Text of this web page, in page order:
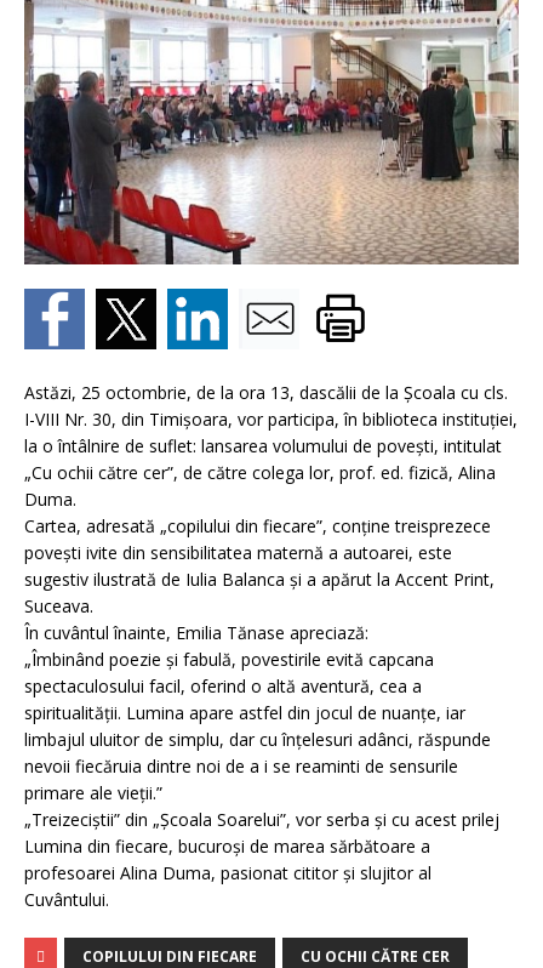
Astăzi, 25 octombrie, de la ora 13, dascălii de la Şcoala cu cls.
I-VIII Nr. 30, din Timişoara, vor participa, în biblioteca instituţiei,
la o întâlnire de suflet: lansarea volumului de poveşti, intitulat
„Cu ochii către cer”, de către colega lor, prof. ed. fizică, Alina
Duma.
Cartea, adresată „copilului din fiecare”, conţine treisprezece
poveşti ivite din sensibilitatea maternă a autoarei, este
sugestiv ilustrată de Iulia Balanca şi a apărut la Accent Print,
Suceava.
În cuvântul înainte, Emilia Tănase apreciază:
„Îmbinând poezie şi fabulă, povestirile evită capcana
spectaculosului facil, oferind o altă aventură, cea a
spiritualităţii. Lumina apare astfel din jocul de nuanţe, iar
limbajul uluitor de simplu, dar cu înţelesuri adânci, răspunde
nevoii fiecăruia dintre noi de a i se reaminti de sensurile
primare ale vieţii.”
„Treizeciştii” din „Şcoala Soarelui”, vor serba şi cu acest prilej
Lumina din fiecare, bucuroşi de marea sărbătoare a
profesoarei Alina Duma, pasionat cititor şi slujitor al
Cuvântului.
COPILULUI DIN FIECARE CU OCHII CĂTRE CER